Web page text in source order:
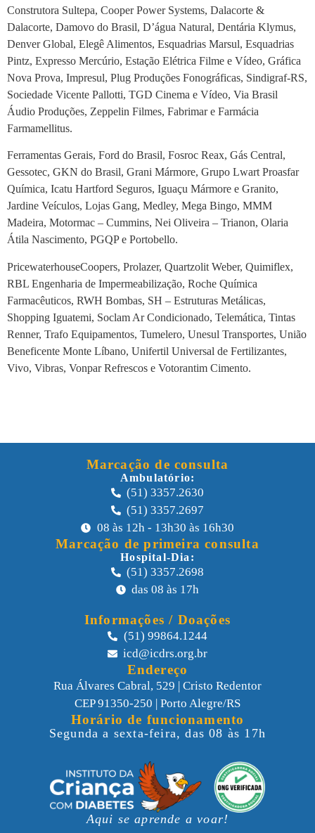
Construtora Sultepa, Cooper Power Systems, Dalacorte &
Dalacorte, Damovo do Brasil, D’água Natural, Dentária Klymus,
Denver Global, Elegê Alimentos, Esquadrias Marsul, Esquadrias
Pintz, Expresso Mercúrio, Estação Elétrica Filme e Vídeo, Gráfica
Nova Prova, Impresul, Plug Produções Fonográficas, Sindigraf-RS,
Sociedade Vicente Pallotti, TGD Cinema e Vídeo, Via Brasil
Áudio Produções, Zeppelin Filmes, Fabrimar e Farmácia
Farmamellitus.
Ferramentas Gerais, Ford do Brasil, Fosroc Reax, Gás Central,
Gessotec, GKN do Brasil, Grani Mármore, Grupo Lwart Proasfar
Química, Icatu Hartford Seguros, Iguaçu Mármore e Granito,
Jardine Veículos, Lojas Gang, Medley, Mega Bingo, MMM
Madeira, Motormac – Cummins, Nei Oliveira – Trianon, Olaria
Átila Nascimento, PGQP e Portobello.
PricewaterhouseCoopers, Prolazer, Quartzolit Weber, Quimiflex,
RBL Engenharia de Impermeabilização, Roche Química
Farmacêuticos, RWH Bombas, SH – Estruturas Metálicas,
Shopping Iguatemi, Soclam Ar Condicionado, Telemática, Tintas
Renner, Trafo Equipamentos, Tumelero, Unesul Transportes, União
Beneficente Monte Líbano, Unifertil Universal de Fertilizantes,
Vivo, Vibras, Vonpar Refrescos e Votorantim Cimento.
Marcação de consulta
Ambulatório:
(51) 3357.2630
(51) 3357.2697
08 às 12h - 13h30 às 16h30
Marcação de primeira consulta
Hospital-Dia:
(51) 3357.2698
das 08 às 17h
Informações / Doações
(51) 99864.1244
icd@icdrs.org.br
Endereço
Rua Álvares Cabral, 529 | Cristo Redentor
CEP 91350-250 | Porto Alegre/RS
Horário de funcionamento
Segunda a sexta-feira, das 08 às 17h
Aqui se aprende a voar!